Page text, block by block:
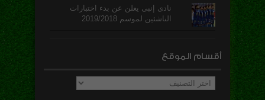
نادى إنبى يعلن عن بدء اختبارات
الناشئين لموسم 2019/2018
أقسام الموقع
أقسام
الموقع